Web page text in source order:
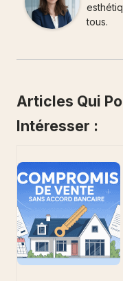
tous.
Articles Qui
Intéresser :